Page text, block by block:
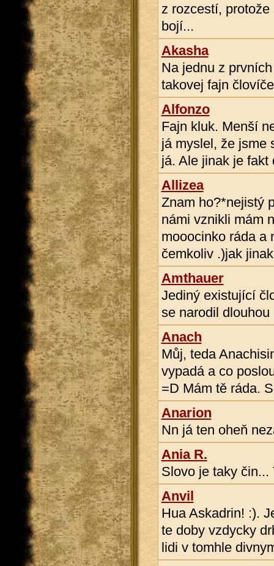
z rozcestí,
bojí...
Akasha
Na jednu z
takovej fajn
Alfonzo
Fajn kluk. Menší
já myslel, že jsme
já. Ale jinak je fakt
Allizea
Znam ho?*nejistý
námi vznikli mám
mooocinko ráda a
čemkoliv .)jak
Amthauer
Jediný existující
se narodil
Anach
Můj, teda
vypadá a co
=D Mám tě ráda.
Anarion
Nn já ten oheň
Ania R.
Slovo je taky čin...
Anvil
Hua Askadrin! :).
te doby vzdycky
lidi v tomhle